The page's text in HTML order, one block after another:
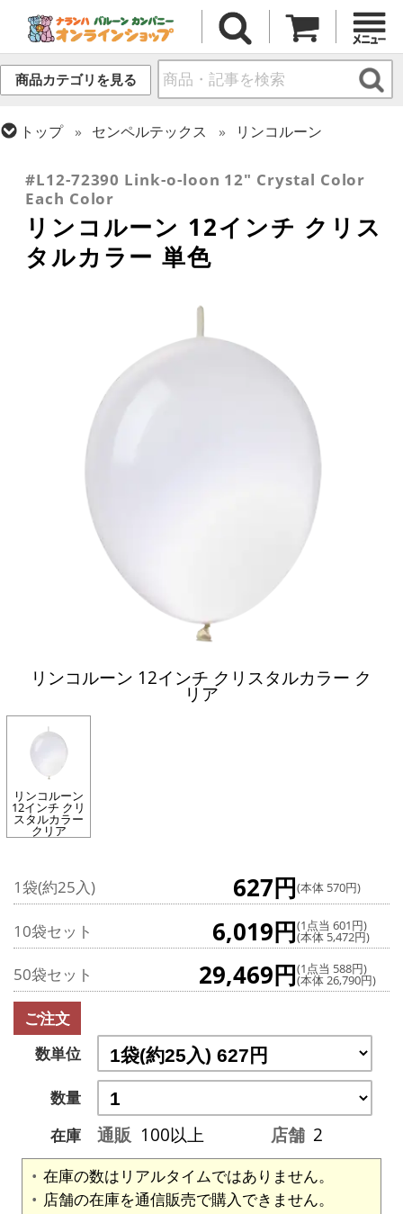
商品カテゴリを見る
トップ センペルテックス
リンコルーン
#L12-72390 Link-o-loon 12" Crystal Color
Each Color
リンコルーン 12インチ クリス
タルカラー 単色
リンコルーン 12インチ クリスタルカラー ク
リア
リンコルーン
12インチ クリ
スタルカラー
クリア
1袋(約25入) 627円(本体 570円)
10袋セット 6,019円(1点当 601円)
(本体 5,472円)
50袋セット 29,469円(1点当 588円)
(本体 26,790円)
ご注文
数単位
数量
在庫
通販 100以上 店舗 2
在庫の数はリアルタイムではありません。
店舗の在庫を通信販売で購入できません。